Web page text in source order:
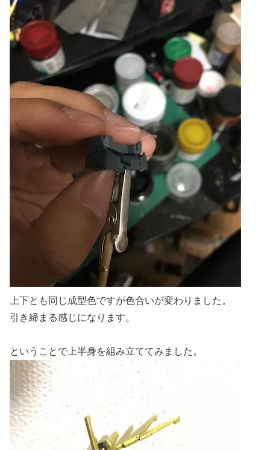
上下とも同じ成型色ですが色合いが変わりました。
引き締まる感じになります。
ということで上半身を組み立ててみました。